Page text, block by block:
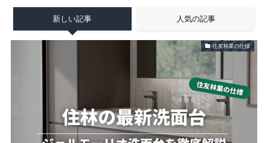
新しい記事 人気の記事
住友林業の仕様